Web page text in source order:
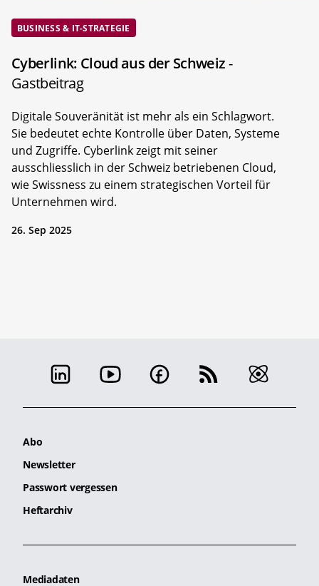
BUSINESS & IT-STRATEGIE
Cyberlink: Cloud aus der Schweiz-
Gastbeitrag
Digitale Souveränität ist mehr als ein Schlagwort.
Sie bedeutet echte Kontrolle über Daten, Systeme
und Zugriffe. Cyberlink zeigt mit seiner
ausschliesslich in der Schweiz betriebenen Cloud,
wie Swissness zu einem strategischen Vorteil für
Unternehmen wird.
26. Sep 2025
Abo
Newsletter
Passwort vergessen
Heftarchiv
Mediadaten